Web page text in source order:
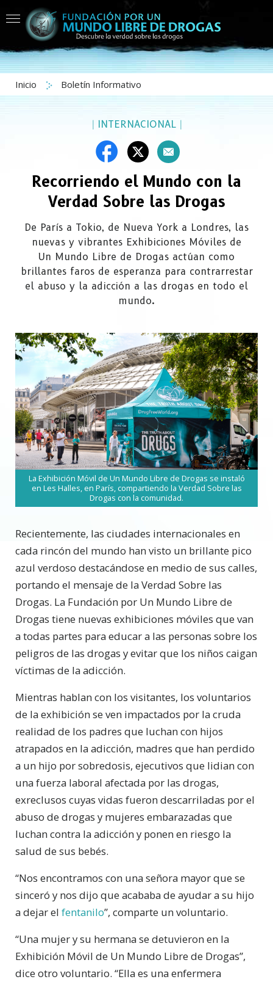
Inicio Boletín Informativo
|INTERNACIONAL |
Recorriendo el Mundo con la
Verdad Sobre las Drogas
De París a Tokio, de Nueva York a Londres, las
nuevas y vibrantes Exhibiciones Móviles de
Un Mundo Libre de Drogas actúan como
brillantes faros de esperanza para contrarrestar
el abuso y la adicción a las drogas en todo el
mundo.
La Exhibición Móvil de Un Mundo Libre de Drogas se instaló
en Les Halles, en París, compartiendo la Verdad Sobre las
Drogas con la comunidad.
Recientemente, las ciudades internacionales en
cada rincón del mundo han visto un brillante pico
azul verdoso destacándose en medio de sus calles,
portando el mensaje de la Verdad Sobre las
Drogas. La Fundación por Un Mundo Libre de
Drogas tiene nuevas exhibiciones móviles que van
a todas partes para educar a las personas sobre los
peligros de las drogas y evitar que los niños caigan
víctimas de la adicción.
Mientras hablan con los visitantes, los voluntarios
de la exhibición se ven impactados por la cruda
realidad de los padres que luchan con hijos
atrapados en la adicción, madres que han perdido
a un hijo por sobredosis, ejecutivos que lidian con
una fuerza laboral afectada por las drogas,
exreclusos cuyas vidas fueron descarriladas por el
abuso de drogas y mujeres embarazadas que
luchan contra la adicción y ponen en riesgo la
salud de sus bebés.
“Nos encontramos con una señora mayor que se
sinceró y nos dijo que acababa de ayudar a su hijo
a dejar el fentanilo”, comparte un voluntario.
“Una mujer y su hermana se detuvieron en la
Exhibición Móvil de Un Mundo Libre de Drogas”,
dice otro voluntario. “Ella es una enfermera